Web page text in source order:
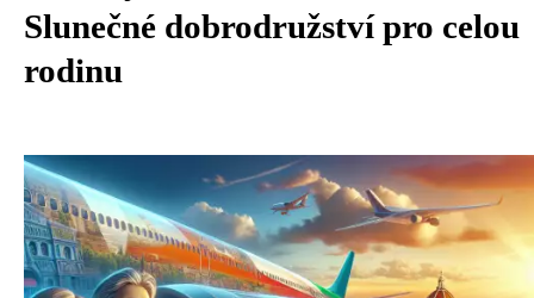
Slunečné dobrodružství pro celou
rodinu